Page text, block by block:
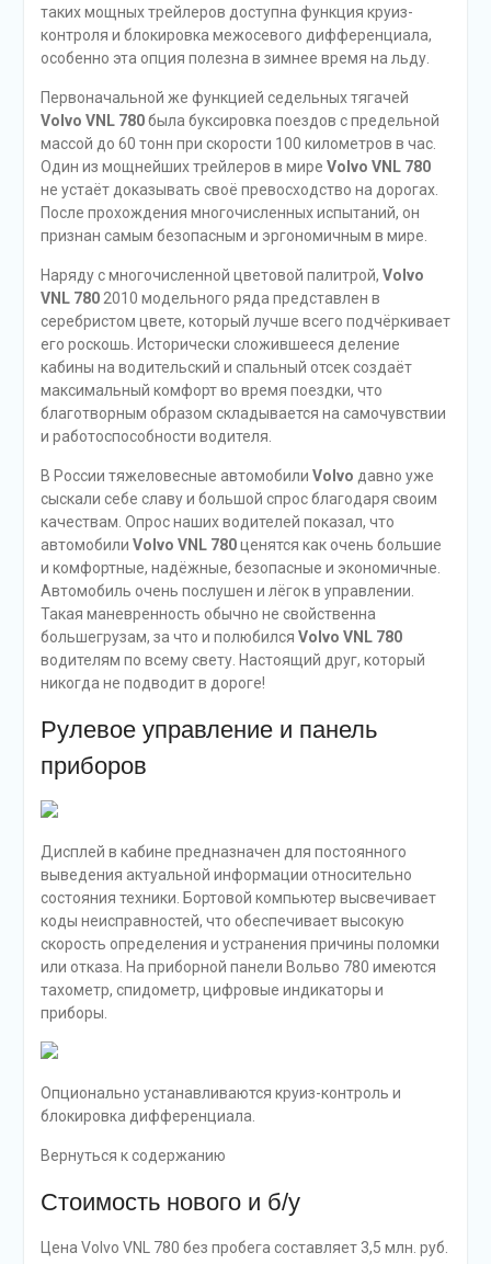
таких мощных трейлеров доступна функция круиз-
контроля и блокировка межосевого дифференциала,
особенно эта опция полезна в зимнее время на льду.
Первоначальной же функцией седельных тягачей
Volvo VNL 780была буксировка поездов с предельной
массой до 60 тонн при скорости 100 километров в час.
Один из мощнейших трейлеров в мире Volvo VNL 780
не устаёт доказывать своё превосходство на дорогах.
После прохождения многочисленных испытаний, он
признан самым безопасным и эргономичным в мире.
Наряду с многочисленной цветовой палитрой, Volvo
VNL 7802010 модельного ряда представлен в
серебристом цвете, который лучше всего подчёркивает
его роскошь. Исторически сложившееся деление
кабины на водительский и спальный отсек создаёт
максимальный комфорт во время поездки, что
благотворным образом складывается на самочувствии
и работоспособности водителя.
В России тяжеловесные автомобили Volvo давно уже
сыскали себе славу и большой спрос благодаря своим
качествам. Опрос наших водителей показал, что
автомобили Volvo VNL 780ценятся как очень большие
и комфортные, надёжные, безопасные и экономичные.
Автомобиль очень послушен и лёгок в управлении.
Такая маневренность обычно не свойственна
большегрузам, за что и полюбился Volvo VNL 780
водителям по всему свету. Настоящий друг, который
никогда не подводит в дороге!
Рулевое управление и панель
приборов
Дисплей в кабине предназначен для постоянного
выведения актуальной информации относительно
состояния техники. Бортовой компьютер высвечивает
коды неисправностей, что обеспечивает высокую
скорость определения и устранения причины поломки
или отказа. На приборной панели Вольво 780 имеются
тахометр, спидометр, цифровые индикаторы и
приборы.
Опционально устанавливаются круиз-контроль и
блокировка дифференциала.
Вернуться к содержанию
Стоимость нового и б/у
Цена Volvo VNL 780 без пробега составляет 3,5 млн. руб.